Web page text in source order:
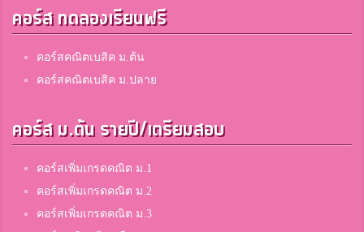
คอร์ส ทดลองเรียนฟรี
คอร์สคณิตเบสิค ม.ต้น
คอร์สคณิตเบสิค ม.ปลาย
คอร์ส ม.ต้น รายปี/เตรียมสอบ
คอร์สเพิ่มเกรดคณิต ม.1
คอร์สเพิ่มเกรดคณิต ม.2
คอร์สเพิ่มเกรดคณิต ม.3